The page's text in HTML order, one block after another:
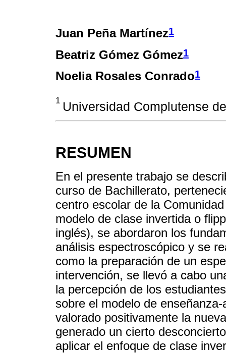
Juan Peña Martínez1
Beatriz Gómez Gómez1
Noelia Rosales Conrado1
1 Universidad Complutense
RESUMEN
En el presente trabajo se
curso de Bachillerato,
centro escolar de la
modelo de clase invertida o
inglés), se abordaron los
análisis espectroscópico y se
como la preparación de un
intervención, se llevó a cabo
la percepción de los
sobre el modelo de
valorado positivamente la
generado un cierto
aplicar el enfoque de clase